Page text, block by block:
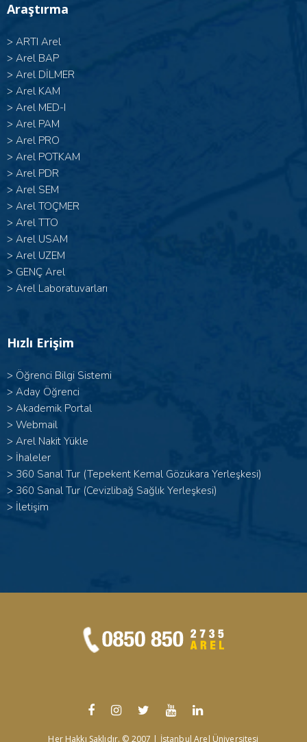
Araştırma
> ARTI Arel
> Arel BAP
> Arel DİLMER
> Arel KAM
> Arel MED-I
> Arel PAM
> Arel PRO
> Arel POTKAM
> Arel PDR
> Arel SEM
> Arel TOÇMER
> Arel TTO
> Arel USAM
> Arel UZEM
> GENÇ Arel
> Arel Laboratuvarları
Hızlı Erişim
> Öğrenci Bilgi Sistemi
> Aday Öğrenci
> Akademik Portal
> Webmail
> Arel Nakit Yükle
> İhaleler
> 360 Sanal Tur (Tepekent Kemal Gözükara Yerleşkesi)
> 360 Sanal Tur (Cevizlibağ Sağlık Yerleşkesi)
> İletişim
Her Hakkı Saklıdır. © 2007 | İstanbul Arel Üniversitesi